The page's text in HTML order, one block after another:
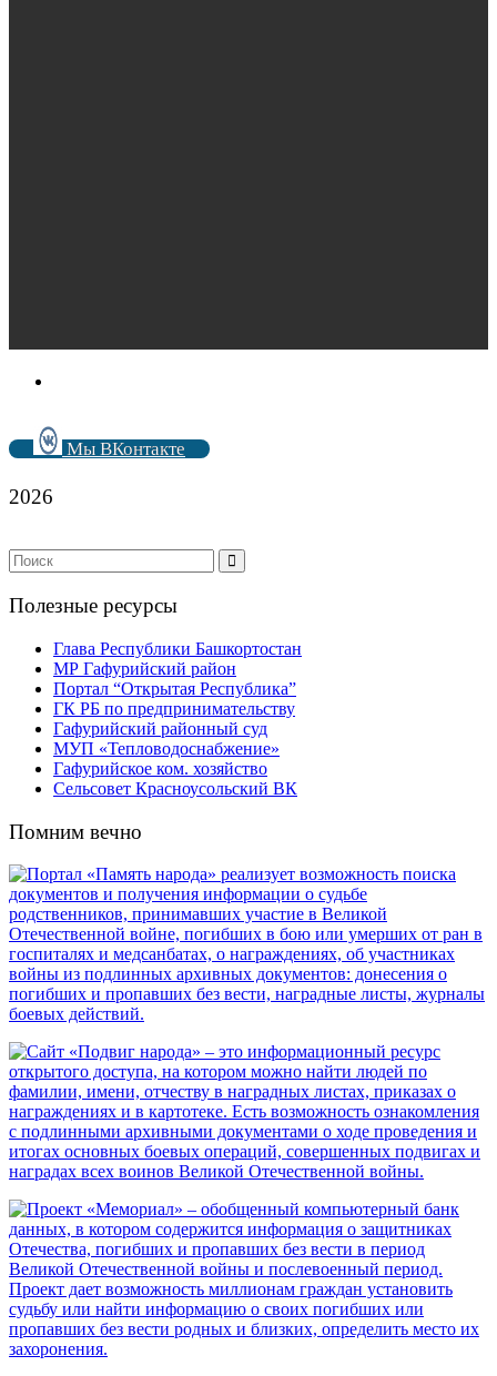
Мы ВКонтакте
2026
Полезные ресурсы
Глава Республики Башкортостан
МР Гафурийский район
Портал “Открытая Республика”
ГК РБ по предпринимательству
Гафурийский районный суд
МУП «Тепловодоснабжение»
Гафурийское ком. хозяйство
Сельсовет Красноусольский ВК
Помним вечно